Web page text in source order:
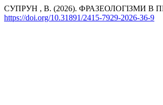
СУПРУН , В. (2026). ФРАЗЕОЛОГІЗМИ
https://doi.org/10.31891/2415-7929-2026-36-9